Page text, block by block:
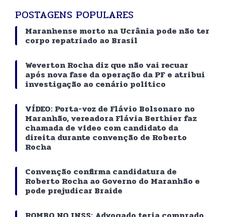
POSTAGENS POPULARES
Maranhense morto na Ucrânia pode não ter
corpo repatriado ao Brasil
Weverton Rocha diz que não vai recuar
após nova fase da operação da PF e atribui
investigação ao cenário político
VÍDEO: Porta-voz de Flávio Bolsonaro no
Maranhão, vereadora Flávia Berthier faz
chamada de vídeo com candidato da
direita durante convenção de Roberto
Rocha
Convenção confirma candidatura de
Roberto Rocha ao Governo do Maranhão e
pode prejudicar Braide